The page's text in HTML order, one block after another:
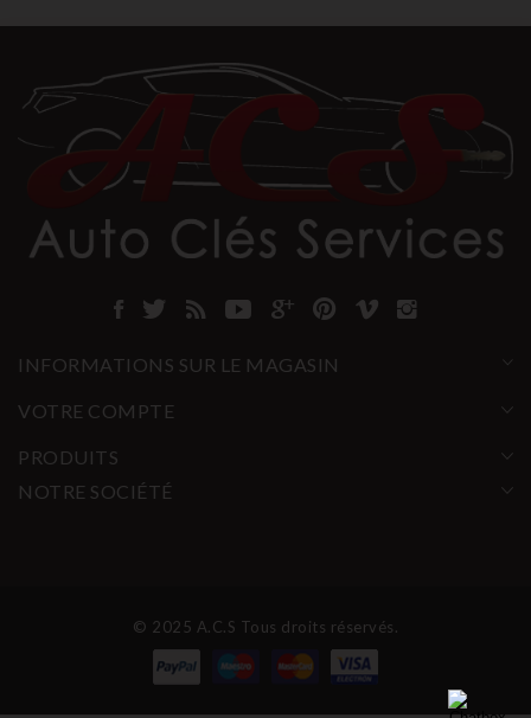
INFORMATIONS SUR LE MAGASIN
VOTRE COMPTE
PRODUITS
NOTRE SOCIÉTÉ
© 2025 A.C.S Tous droits réservés.